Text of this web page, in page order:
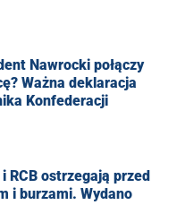
Nawrocki połączy
Ważna deklaracja
Konfederacji
i RCB ostrzegają przed
i burzami. Wydano